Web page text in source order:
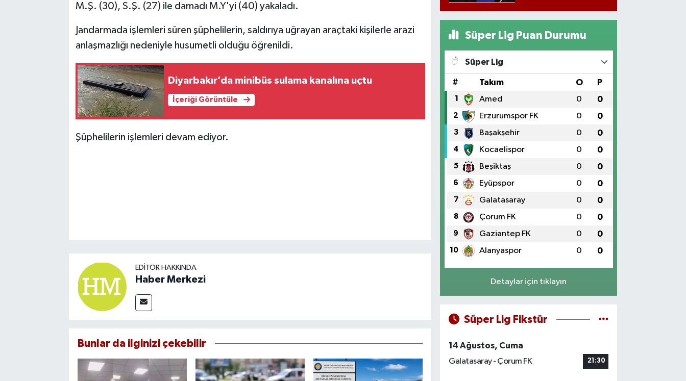
M.Ş. (30), S.Ş. (27) ile damadı M.Y'yi (40) yakaladı.
Jandarmada işlemleri süren şüphelilerin, saldırıya uğrayan araçtaki kişilerle arazi
anlaşmazlığı nedeniyle husumetli olduğu öğrenildi.
Diyarbakır’da minibüs sulama kanalına uçtu
İçeriği Görüntüle
Şüphelilerin işlemleri devam ediyor.
EDITÖR HAKKINDA
Haber Merkezi
Bunlar da ilginizi çekebilir
Süper Lig Puan Durumu
Süper Lig
# Takım O P
1 Amed 0 0
2 Erzurumspor FK 0 0
3 Başakşehir 0 0
4 Kocaelispor 0 0
5 Beşiktaş 0 0
6 Eyüpspor 0 0
7 Galatasaray 0 0
8 Çorum FK 0 0
9 Gaziantep FK 0 0
10 Alanyaspor 0 0
Detaylar için tıklayın
Süper Lig Fikstür
14 Ağustos, Cuma
Galatasaray - Çorum FK
21:30